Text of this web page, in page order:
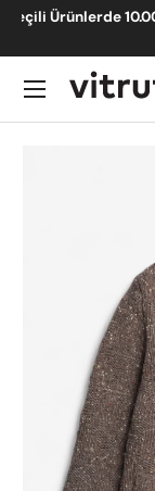
Summer Sale
Ara
Menü